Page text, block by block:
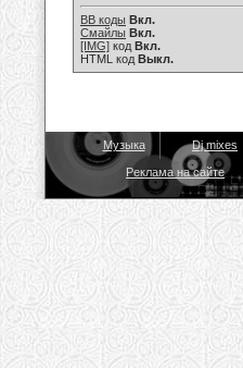
BB коды Вкл.
Смайлы Вкл.
[IMG] код Вкл.
HTML код Выкл.
Музыка Dj mixes
Реклама на сайте